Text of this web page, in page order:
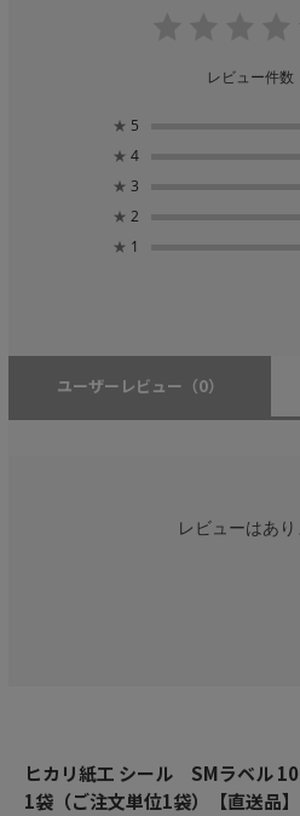
レビュー件数
★ 5
★ 4
★ 3
★ 2
★ 1
ユーザーレビュー （0）
レビューはあり
ヒカリ紙工 シール SMラベル
1袋（ご注文単位1袋）【直送品